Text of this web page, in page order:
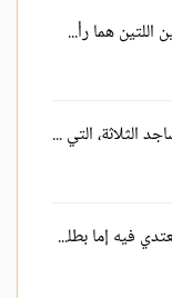
(83) وهذان الأصلان هما تحقيق الشهادتين اللتين هما رأس الإسلام: شهادة أن لا إله إلا الله، وشهادة أن محمداً رسول الله إلى آخر الكتاب
(82) وأما المسجد الأقصى: فهو أحد المساجد الثلاثة، التي تشد إليها الرحال
(81) ومن هذا الباب: من قد يدعو دعاء يعتدي فيه إما بطلب ما لا يصلح، أو بالدعاء الذي فيه معصية الله، شرك أو غيره